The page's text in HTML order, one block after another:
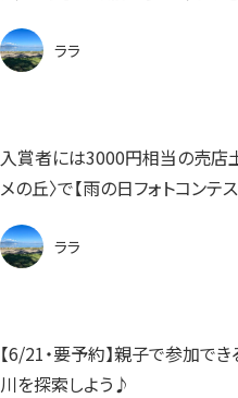
ララ
入賞者には3000円相当の売店
メの丘〉で【雨の日フォトコンテ
ララ
【6/21・要予約】親子で参加で
川を探索しよう♪